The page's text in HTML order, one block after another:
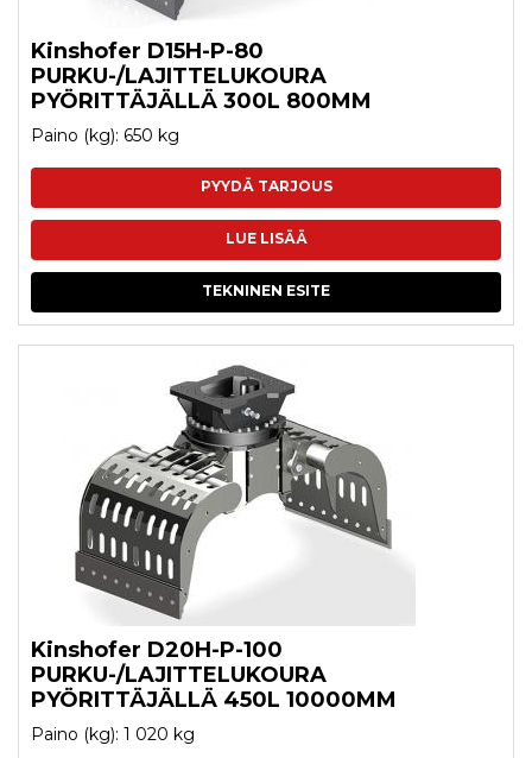
Kinshofer D15H-P-80
PURKU-/LAJITTELUKOURA
PYÖRITTÄJÄLLÄ 300L 800MM
Paino (kg): 650 kg
PYYDÄ TARJOUS
LUE LISÄÄ
TEKNINEN ESITE
Kinshofer D20H-P-100
PURKU-/LAJITTELUKOURA
PYÖRITTÄJÄLLÄ 450L 10000MM
Paino (kg): 1 020 kg